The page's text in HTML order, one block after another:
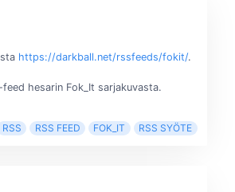
https://darkball.net/rssfeeds/fokit/.
hesarin Fok_It sarjakuvasta.
RSS RSS FEED FOK_IT RSS SYÖTE